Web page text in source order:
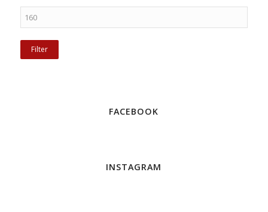
Filter
FACEBOOK
INSTAGRAM